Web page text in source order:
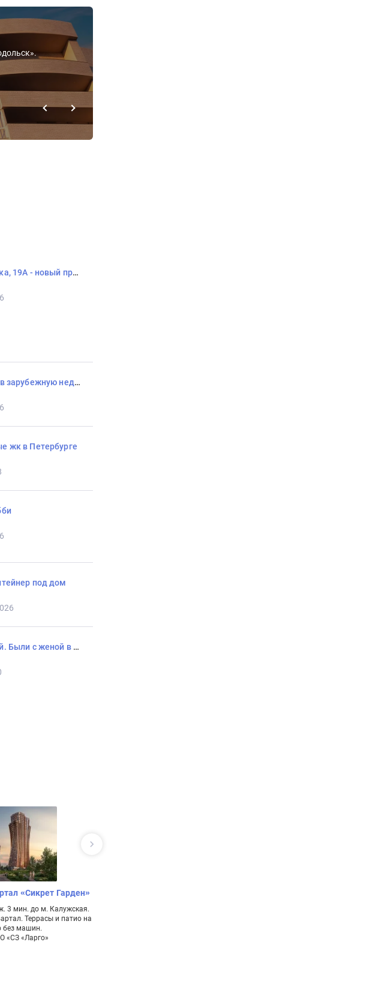
Спиридоновка, 19А - новый проект от MR
Инвестиции в зарубежную недвижимость
жк в Петербурге
под дом
День добрый. Были с женой в Санкт-Петербурге, почти месяц, и влюбились в этот город.
«Сикрет Гарден»
3 мин. до м. Калужская.
Террасы и патио на
без машин.
«СЗ «Ларго»